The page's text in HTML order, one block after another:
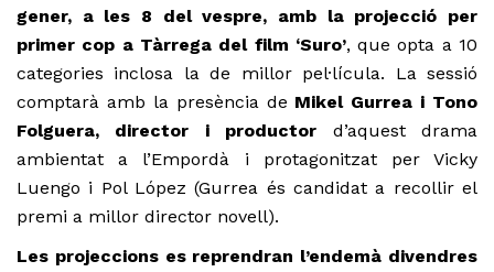
gener, a les 8 del vespre, amb la projecció per
primer cop a Tàrrega del film ‘Suro’, que opta a 10
categories inclosa la de millor pel·lícula. La sessió
comptarà amb la presència de Mikel Gurrea i Tono
Folguera, director i productor d’aquest drama
ambientat a l’Empordà i protagonitzat per Vicky
Luengo i Pol López (Gurrea és candidat a recollir el
premi a millor director novell).
Les projeccions es reprendran l’endemà divendres